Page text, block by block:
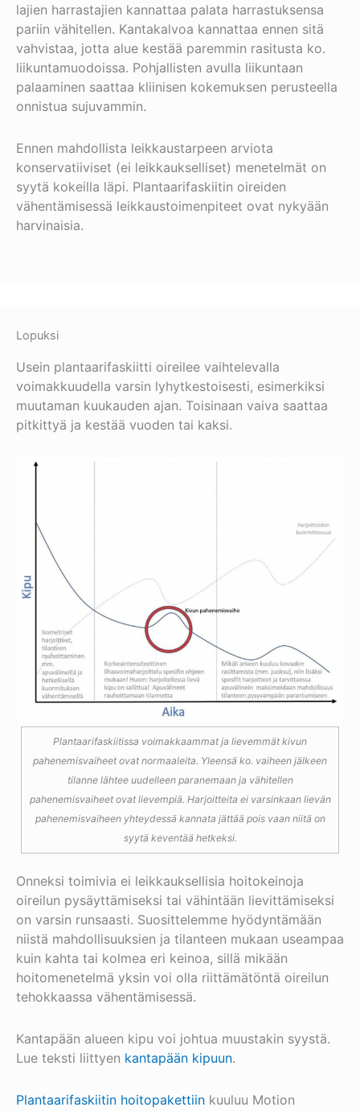
lajien harrastajien kannattaa palata harrastuksensa
pariin vähitellen. Kantakalvoa kannattaa ennen sitä
vahvistaa, jotta alue kestää paremmin rasitusta ko.
liikuntamuodoissa. Pohjallisten avulla liikuntaan
palaaminen saattaa kliinisen kokemuksen perusteella
onnistua sujuvammin.
Ennen mahdollista leikkaustarpeen arviota
konservatiiviset (ei leikkaukselliset) menetelmät on
syytä kokeilla läpi. Plantaarifaskiitin oireiden
vähentämisessä leikkaustoimenpiteet ovat nykyään
harvinaisia.
Lopuksi
Usein plantaarifaskiitti oireilee vaihtelevalla
voimakkuudella varsin lyhytkestoisesti, esimerkiksi
muutaman kuukauden ajan. Toisinaan vaiva saattaa
pitkittyä ja kestää vuoden tai kaksi.
Plantaarifaskiitissa voimakkaammat ja lievemmät kivun
pahenemisvaiheet ovat normaaleita. Yleensä ko. vaiheen jälkeen
tilanne lähtee uudelleen paranemaan ja vähitellen
pahenemisvaiheet ovat lievempiä. Harjoitteita ei varsinkaan lievän
pahenemisvaiheen yhteydessä kannata jättää pois vaan niitä on
syytä keventää hetkeksi.
Onneksi toimivia ei leikkauksellisia hoitokeinoja
oireilun pysäyttämiseksi tai vähintään lievittämiseksi
on varsin runsaasti. Suosittelemme hyödyntämään
niistä mahdollisuuksien ja tilanteen mukaan useampaa
kuin kahta tai kolmea eri keinoa, sillä mikään
hoitomenetelmä yksin voi olla riittämätöntä oireilun
tehokkaassa vähentämisessä.
Kantapään alueen kipu voi johtua muustakin syystä.
Lue teksti liittyen kantapään kipuun.
Plantaarifaskiitin hoitopakettiin kuuluu Motion